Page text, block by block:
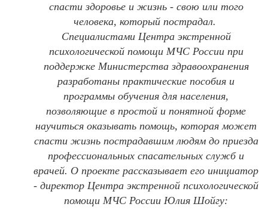
спасти здоровье и жизнь - свою или того
человека, который пострадал.
Специалистами Центра экстренной
психологической помощи МЧС России при
поддержке Министерства здравоохранения
разработаны практические пособия и
программы обучения для населения,
позволяющие в простой и понятной форме
научиться оказывать помощь, которая может
спасти жизнь пострадавшим людям до приезда
профессиональных спасательных служб и
врачей. О проекте рассказывает его инициатор
- директор Центра экстренной психологической
помощи МЧС России Юлия Шойгу: